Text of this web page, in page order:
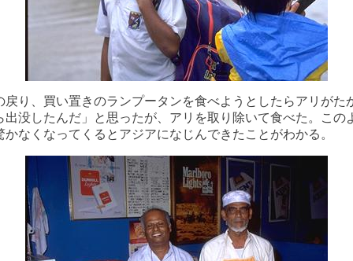
り、買い置きのランプータンを食べようとしたらアリがた
出没したんだ」と思ったが、アリを取り除いて食べた。この
かなくなってくるとアジアになじんできたことがわかる。